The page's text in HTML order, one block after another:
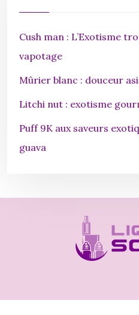
Cush man : L’Exotisme
vapotage
Mûrier blanc : douceur
Litchi nut : exotisme
Puff 9K aux saveurs
guava
Faites le plein de